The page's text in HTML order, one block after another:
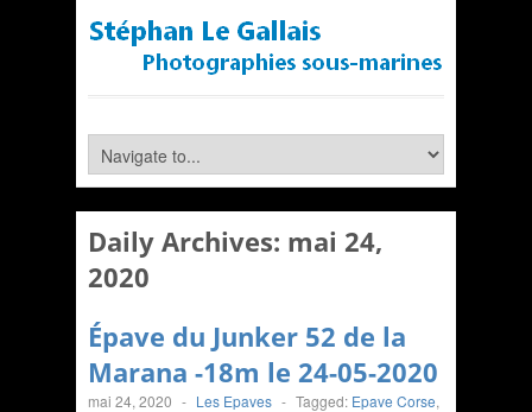
Daily Archives: mai 24,
2020
Épave du Junker 52 de la
Marana -18m le 24-05-2020
mai 24, 2020 - Les Epaves - Tagged: Epave Corse,